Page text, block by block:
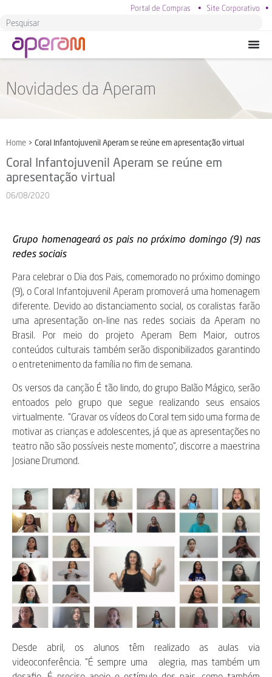
Portal de Compras • Site Corporativo •
Novidades da Aperam
Home > Coral Infantojuvenil Aperam se reúne em apresentação virtual
Coral Infantojuvenil Aperam se reúne em
apresentação virtual
06/08/2020
Grupo homenageará os pais no próximo domingo (9) nas
redes sociais
Para celebrar o Dia dos Pais, comemorado no próximo domingo
(9), o Coral Infantojuvenil Aperam promoverá uma homenagem
diferente. Devido ao distanciamento social, os coralistas farão
uma apresentação on-line nas redes sociais da Aperam no
Brasil. Por meio do projeto Aperam Bem Maior, outros
conteúdos culturais também serão disponibilizados garantindo
o entretenimento da família no fim de semana.
Os versos da canção É tão lindo, do grupo Balão Mágico, serão
entoados pelo grupo que segue realizando seus ensaios
virtualmente. “Gravar os vídeos do Coral tem sido uma forma de
motivar as crianças e adolescentes, já que as apresentações no
teatro não são possíveis neste momento”, discorre a maestrina
Josiane Drumond.
Desde abril, os alunos têm realizado as aulas via
videoconferência. “É sempre uma alegria, mas também um